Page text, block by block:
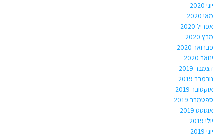
יוני 2020
מאי 2020
אפריל 2020
מרץ 2020
פברואר 2020
ינואר 2020
דצמבר 2019
נובמבר 2019
אוקטובר 2019
ספטמבר 2019
אוגוסט 2019
יולי 2019
יוני 2019